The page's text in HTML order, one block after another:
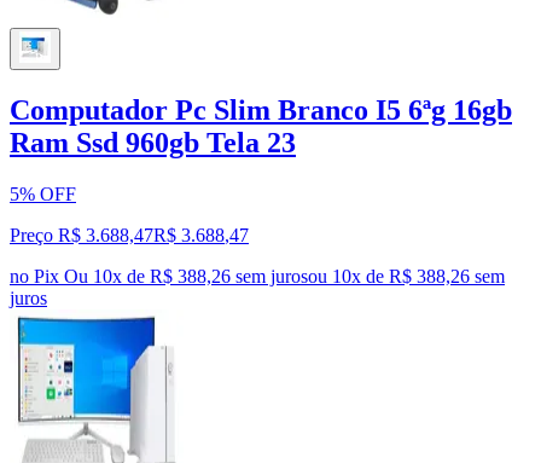
Computador Pc Slim Branco I5 6ªg 16gb
Ram Ssd 960gb Tela 23
5% OFF
Preço R$ 3.688,47R$ 3.688,47
no Pix Ou 10x de R$ 388,26 sem jurosou 10x de R$ 388,26 sem
juros